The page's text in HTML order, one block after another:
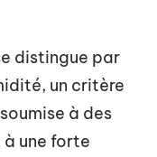
distingue par
un critère
à des
une forte